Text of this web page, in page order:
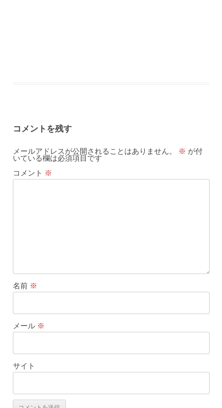
コメントを残す
メールアドレスが公開されることはありません。 ※ が付
いている欄は必須項目です
コメント ※
名前 ※
メール ※
サイト